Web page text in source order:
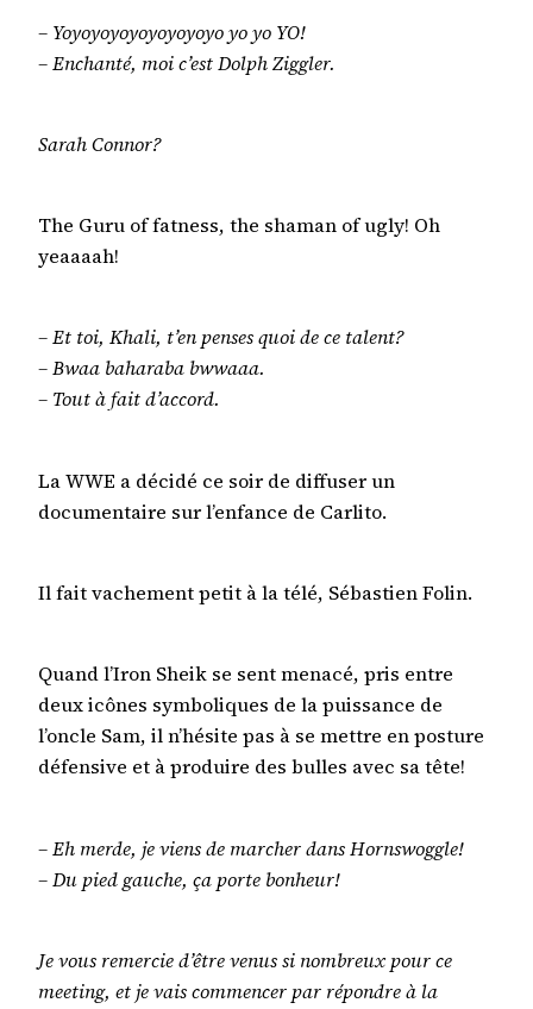
– Yoyoyoyoyoyoyoyoyo yo yo YO!
– Enchanté, moi c’est Dolph Ziggler.
Sarah Connor?
The Guru of fatness, the shaman of ugly! Oh
yeaaaah!
– Et toi, Khali, t’en penses quoi de ce talent?
– Bwaa baharaba bwwaaa.
– Tout à fait d’accord.
La WWE a décidé ce soir de diffuser un
documentaire sur l’enfance de Carlito.
Il fait vachement petit à la télé, Sébastien Folin.
Quand l’Iron Sheik se sent menacé, pris entre
deux icônes symboliques de la puissance de
l’oncle Sam, il n’hésite pas à se mettre en posture
défensive et à produire des bulles avec sa tête!
– Eh merde, je viens de marcher dans Hornswoggle!
– Du pied gauche, ça porte bonheur!
Je vous remercie d’être venus si nombreux pour ce
meeting, et je vais commencer par répondre à la